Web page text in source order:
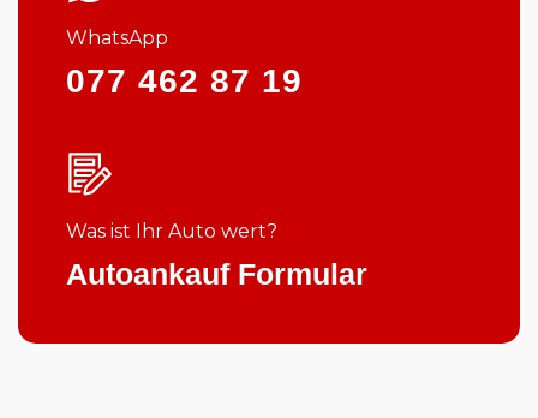
WhatsApp
077 462 87 19
Was ist Ihr Auto wert?
Autoankauf Formular